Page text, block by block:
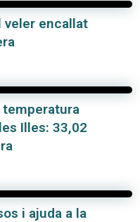
veler encallat
temperatura
Illes: 33,02
i ajuda a la